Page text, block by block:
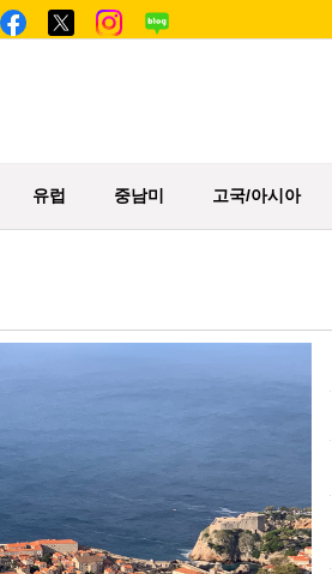
유럽 중남미 고국/아시아